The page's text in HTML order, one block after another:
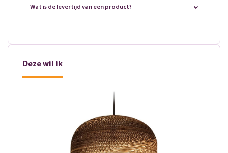
Wat is de levertijd van een product?
Deze wil ik